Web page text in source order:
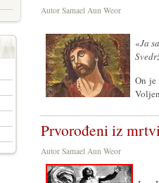
Autor Samael Aun Weor
«Ja
On
Prvorođeni iz
Autor Samael Aun Weor